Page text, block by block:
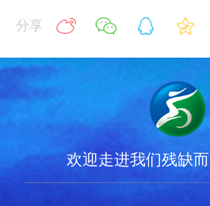
分享
欢迎走进我们残缺